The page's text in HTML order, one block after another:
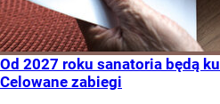
Od 2027 roku sanatoria będą
Celowane zabiegi